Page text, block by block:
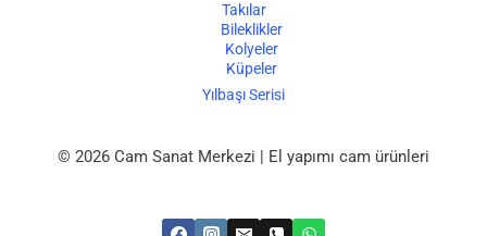
Takılar
Bileklikler
Kolyeler
Küpeler
Yılbaşı Serisi
© 2026 Cam Sanat Merkezi | El yapımı cam ürünleri